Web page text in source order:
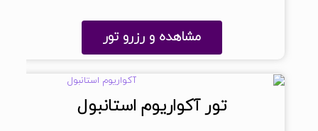
مشاهده و رزرو تور
تور آکواریوم استانبول